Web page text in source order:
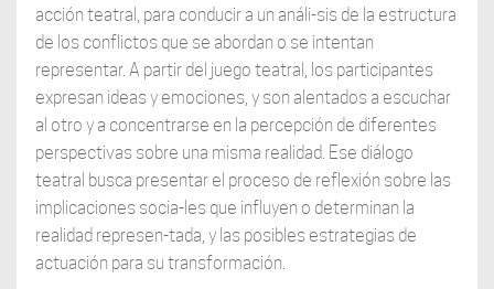
acción teatral, para conducir a un análi-sis de la estructura
de los conflictos que se abordan o se intentan
representar. A partir del juego teatral, los participantes
expresan ideas y emociones, y son alentados a escuchar
al otro y a concentrarse en la percepción de diferentes
perspectivas sobre una misma realidad. Ese diálogo
teatral busca presentar el proceso de reflexión sobre las
implicaciones socia-les que influyen o determinan la
realidad represen-tada, y las posibles estrategias de
actuación para su transformación.